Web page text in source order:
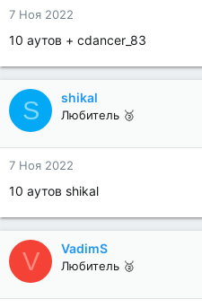
7 Ноя 2022
10 аутов + cdancer_83
S shikal
Любитель 🥉
7 Ноя 2022
10 аутов shikal
V VadimS
Любитель 🥈